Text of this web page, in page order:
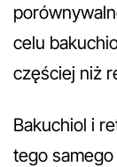
celu
częściej niż
Bakuchiol i
tego